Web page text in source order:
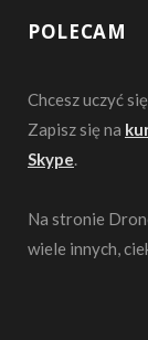
POLECAM
Chcesz uczyć
Zapisz się na
Skype.
Na stronie
wiele innych,